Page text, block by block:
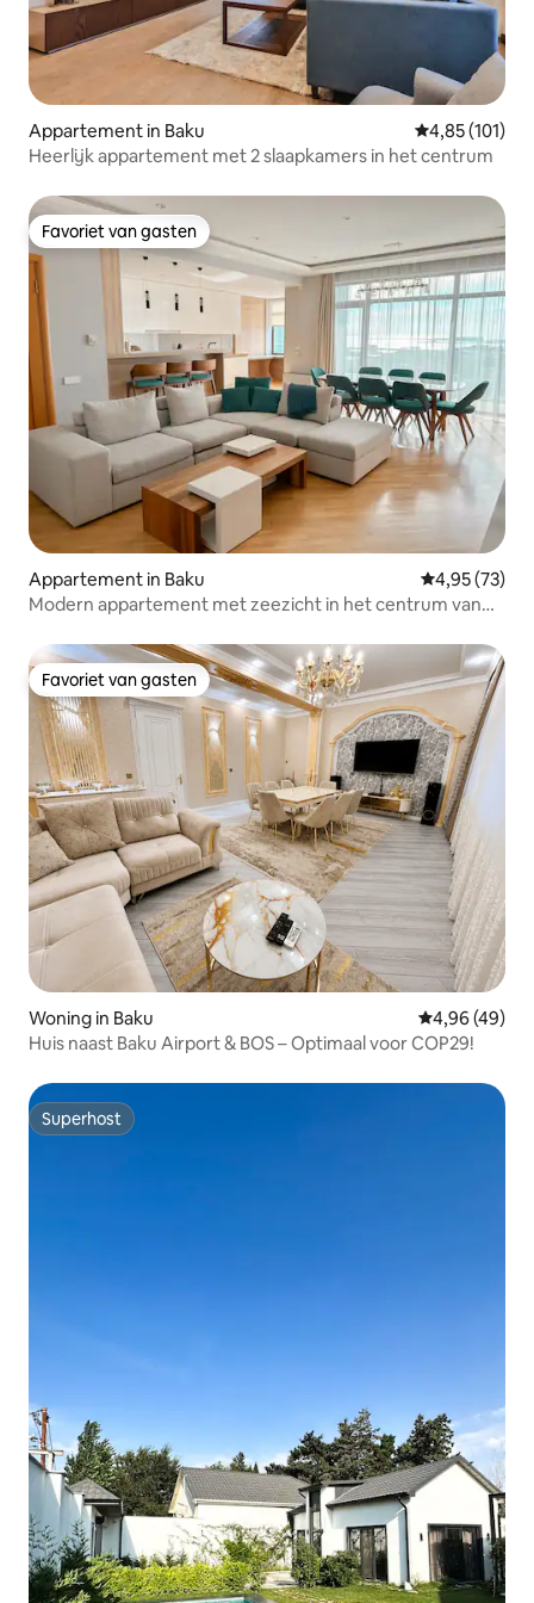
Appartement in Baku Gemiddelde
4,85 (101)
Heerlijk appartement met 2 slaapkamers in het centrum
Favoriet van gasten
Favoriet van gasten
Appartement in Baku Gemiddelde
4,95 (73)
Modern appartement met zeezicht in het centrum van
Favoriet van gasten
Favoriet van gasten
Woning in Baku Gemiddelde
4,96 (49)
Huis naast Baku Airport & BOS – Optimaal voor COP29!
Superhost
Superhost